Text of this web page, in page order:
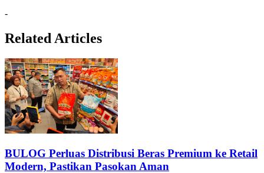
-
Related Articles
BULOG Perluas Distribusi Beras Premium ke Retail
Modern, Pastikan Pasokan Aman